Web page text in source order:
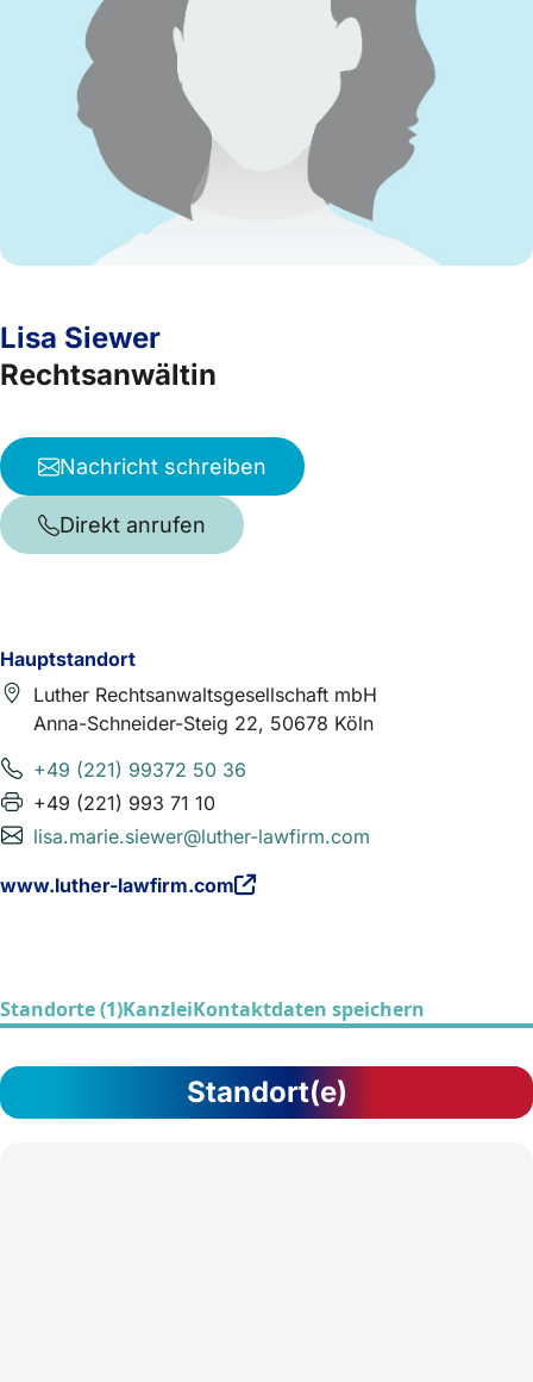
Hauptstandort
Luther Rechtsanwaltsgesellschaft mbH
Anna-Schneider-Steig 22, 50678 Köln
+49 (221) 99372 50 36
+49 (221) 993 71 10
lisa.marie.siewer@luther-lawfirm.com
www.luther-lawfirm.com
Lisa Siewer
Rechtsanwältin
Nachricht schreiben
Direkt anrufen
Standorte (1)KanzleiKontaktdaten speichern
Standort(e)